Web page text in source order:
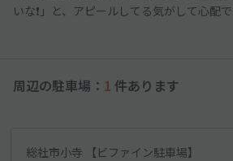
いな❗」と、アピールしてる気がして心配で
周辺の駐車場： 1 件あります
総社市小寺 【ビファイン駐車場】